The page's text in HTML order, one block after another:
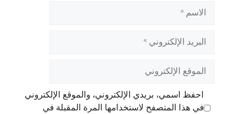
الاسم
البريد
الإلكتروني
الموقع
الإلكتروني
احفظ اسمي، بريدي الإلكتروني، والموقع الإلكتروني
في هذا المتصفح لاستخدامها المرة المقبلة في